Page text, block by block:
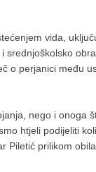
vida,
o perjanici među
nego i onoga
htjeli podijeliti
Piletić prilikom